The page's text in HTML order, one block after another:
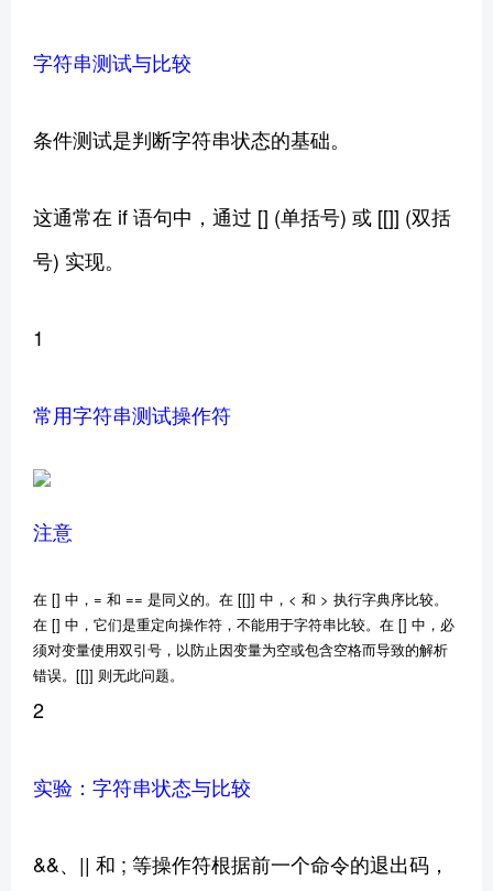
字符串测试与比较
条件测试是判断字符串状态的基础。
这通常在 if 语句中，通过 [] (单括号) 或 [[]] (双括
号) 实现。
1
常用字符串测试操作符
注意
在 [] 中，= 和 == 是同义的。在 [[]] 中，< 和 > 执行字典序比较。
在 [] 中，它们是重定向操作符，不能用于字符串比较。在 [] 中，必
须对变量使用双引号，以防止因变量为空或包含空格而导致的解析
错误。[[]] 则无此问题。
2
实验：字符串状态与比较
&&、|| 和 ; 等操作符根据前一个命令的退出码，